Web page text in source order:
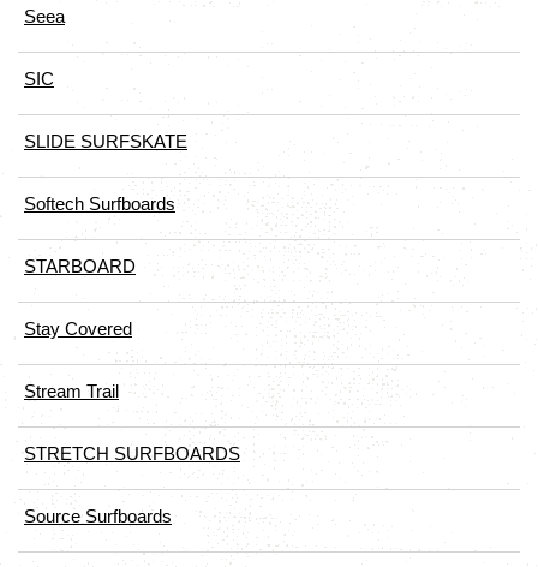
Seea
SIC
SLIDE SURFSKATE
Softech Surfboards
STARBOARD
Stay Covered
Stream Trail
STRETCH SURFBOARDS
Source Surfboards